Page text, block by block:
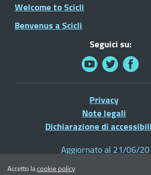
Welcome to Scicli
Benvenus a Scicli
Seguici su:
Privacy
Note legali
Dichiarazione di
Aggiornato al 21/06/
© 2021 Comune di Scicli - Tutti i
Accetto lacookie policy